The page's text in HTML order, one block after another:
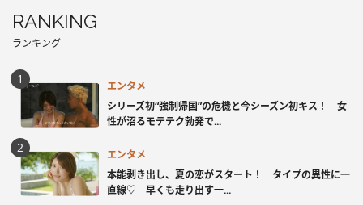
RANKING
ランキング
エンタメ
シリーズ初“強制帰国”の危機と今シーズン初キス！ 女
性が沼るモテテク勃発で...
エンタメ
本能剥き出し、夏の恋がスタート！ タイプの異性に一
直線♡ 早くも走り出す一...